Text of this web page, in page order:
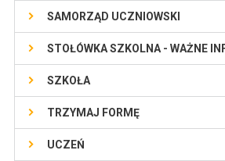
SAMORZĄD UCZNIOWSKI
STOŁÓWKA SZKOLNA - WAŻNE
SZKOŁA
TRZYMAJ FORMĘ
UCZEŃ